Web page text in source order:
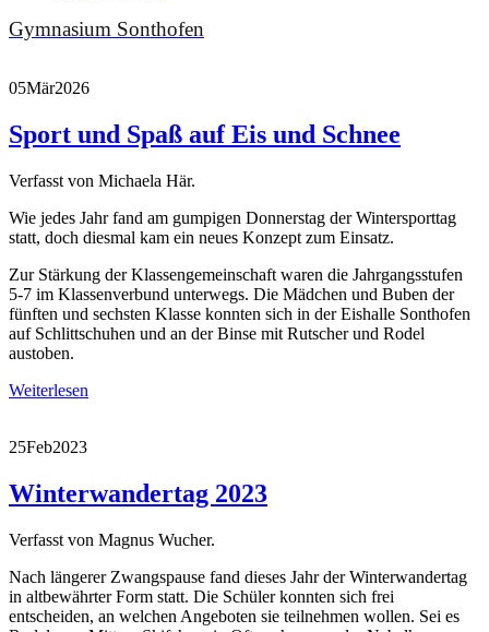
Gymnasium Sonthofen
05Mär2026
Sport und Spaß auf Eis und Schnee
Verfasst von Michaela Här.
Wie jedes Jahr fand am gumpigen Donnerstag der Wintersporttag
statt, doch diesmal kam ein neues Konzept zum Einsatz.
Zur Stärkung der Klassengemeinschaft waren die Jahrgangsstufen
5-7 im Klassenverbund unterwegs. Die Mädchen und Buben der
fünften und sechsten Klasse konnten sich in der Eishalle Sonthofen
auf Schlittschuhen und an der Binse mit Rutscher und Rodel
austoben.
Weiterlesen
25Feb2023
Winterwandertag 2023
Verfasst von Magnus Wucher.
Nach längerer Zwangspause fand dieses Jahr der Winterwandertag
in altbewährter Form statt. Die Schüler konnten sich frei
entscheiden, an welchen Angeboten sie teilnehmen wollen. Sei es